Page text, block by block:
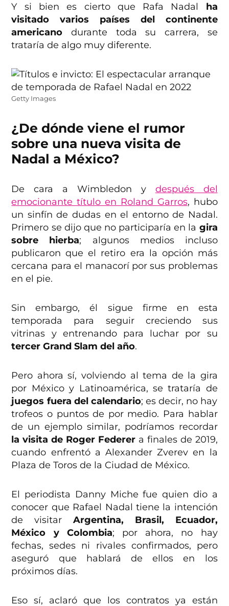
Y si bien es cierto que Rafa Nadal
ha
visitado varios países del continente
americano durante toda su carrera, se
trataría de algo muy diferente.
Getty Images
¿De dónde viene el rumor
sobre una nueva visita de
Nadal a México?
De cara a Wimbledon y después del
emocionante título en Roland Garros, hubo
un sinfín de dudas en el entorno de Nadal.
Primero se dijo que no participaría en la gira
sobre hierba; algunos medios incluso
publicaron que el retiro era la opción más
cercana para el manacorí por sus problemas
en el pie.
Sin embargo, él sigue firme en esta
temporada para seguir creciendo sus
vitrinas y entrenando para luchar por su
tercer Grand Slam del año.
Pero ahora sí, volviendo al tema de la gira
por México y Latinoamérica, se trataría de
juegos fuera del calendario; es decir, no hay
trofeos o puntos de por medio. Para hablar
de un ejemplo similar, podríamos recordar
la visita de Roger Federer a finales de 2019,
cuando enfrentó a Alexander Zverev en la
Plaza de Toros de la Ciudad de México.
El periodista Danny Miche fue quien dio a
conocer que Rafael Nadal tiene la intención
de visitar Argentina, Brasil, Ecuador,
México y Colombia; por ahora, no hay
fechas, sedes ni rivales confirmados, pero
aseguró que hablará de ellos en los
próximos días.
Eso sí, aclaró que los contratos ya están